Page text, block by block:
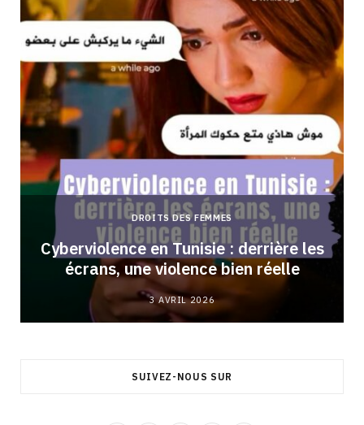
DROITS DES FEMMES
Cyberviolence en Tunisie : derrière les
écrans, une violence bien réelle
3 AVRIL 2026
SUIVEZ-NOUS SUR